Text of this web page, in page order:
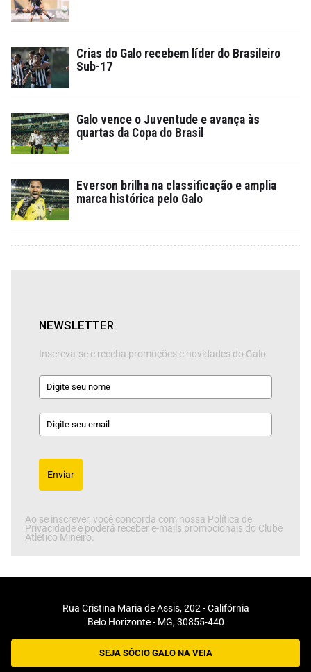
Crias do Galo recebem líder do Brasileiro
Sub-17
Galo vence o Juventude e avança às
quartas da Copa do Brasil
Everson brilha na classificação e amplia
marca histórica pelo Galo
NEWSLETTER
Inscreva-se e receba promoções e novidades do Galo
Enviar
Ao se inscrever, você concorda com nossa Política de
Privacidade e poderá receber e-mails promocionais do Clube
Atlético Mineiro.
Rua Cristina Maria de Assis, 202 - Califórnia
Belo Horizonte - MG, 30855-440
SEJA SÓCIO GALO NA VEIA